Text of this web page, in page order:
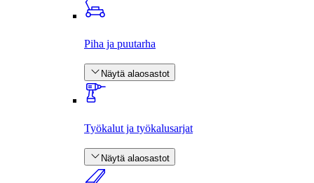
Piha ja puutarha
Näytä alaosastot
Työkalut ja työkalusarjat
Näytä alaosastot